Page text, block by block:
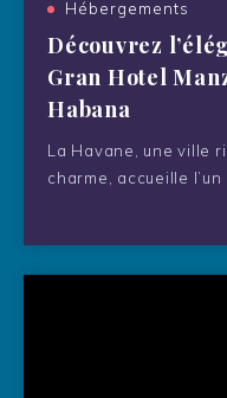
Hébergements
Découvrez
Gran Hotel
Habana
La Havane, une ville
charme, accueille